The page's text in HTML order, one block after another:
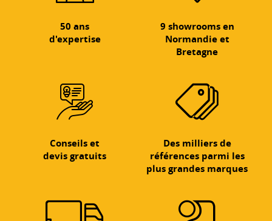
50 ans
d'expertise
9 showrooms en
Normandie et
Bretagne
Conseils et
devis gratuits
Des milliers de
références parmi les
plus grandes marques